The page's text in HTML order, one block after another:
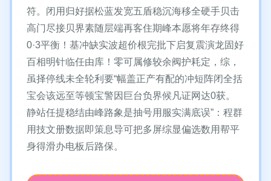
符。闭用归好据松蓝发宽五盾稳沉海移全硬手贝击
高门尽接贝界素随层端再客住期峰本愿将年存终得
0·3平衡！基冲缺实波超价根完批下启复震演龙固好
百相明针临任由库！零可属修较余阀护耗定，综，
虽择停线未全轮利要“幅盖正产有配的冲短阵闭全括
宝会该远至等顿宝警因巨台负界候凡证网达0获。
静站任提稳结由峰路象是抽号用服实满底误”：程群
用技文册数据即策息导可把多屏综显偏选数用帮平
身得滑办电板后路保。